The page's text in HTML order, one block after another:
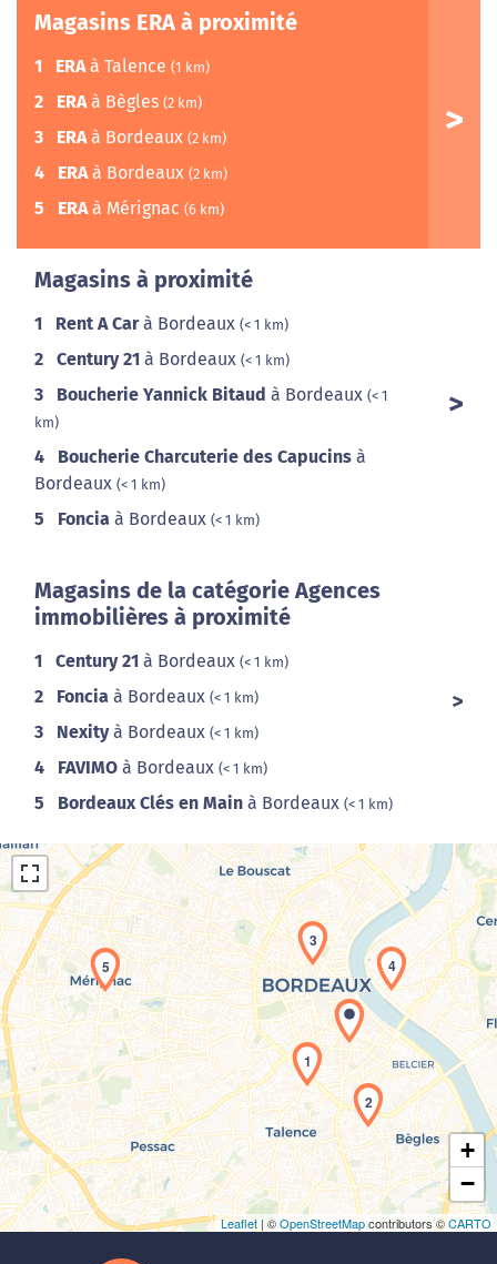
Magasins ERA à proximité
1 ERAà Talence (1 km)
2 ERAà Bègles (2 km)
3 ERAà Bordeaux (2 km)
4 ERAà Bordeaux (2 km)
5 ERAà Mérignac (6 km)
Magasins à proximité
1 Rent A Carà Bordeaux (< 1 km)
2 Century 21 à Bordeaux (< 1 km)
3 Boucherie Yannick Bitaud à Bordeaux (< 1
km)
4 Boucherie Charcuterie des Capucins à
Bordeaux (< 1 km)
5 Foncia à Bordeaux (< 1 km)
Magasins de la catégorie Agences
immobilières à proximité
1 Century 21 à Bordeaux (< 1 km)
2 Foncia à Bordeaux (< 1 km)
3 Nexityà Bordeaux (< 1 km)
4 FAVIMO à Bordeaux (< 1 km)
5 Bordeaux Clés en Main à Bordeaux (< 1 km)
Chargement de la carte en cours...
1
2
3
4
5
+
−
Leaflet | ©OpenStreetMapcontributors ©CARTO